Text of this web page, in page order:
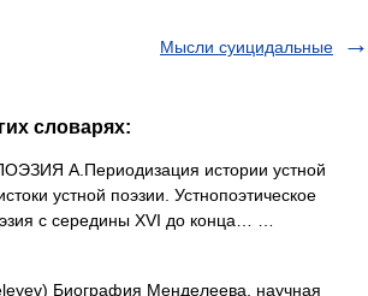
Мысли суицидальные
словарях:
А.Периодизация истории устной
устной поэзии. Устнопоэтическое
с середины XVI до конца… …
Биография Менделеева, научная